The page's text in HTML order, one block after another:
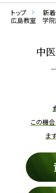
トップ 新
広島教室 学院
中
この機
ま